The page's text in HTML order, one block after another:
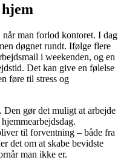
når man forlod kontoret. I dag
døgnet rundt. Ifølge flere
i weekenden, og en
Det kan give en følelse
føre til stress og
gør det muligt at arbejde
til forventning – både fra
det om at skabe bevidste
man ikke er.